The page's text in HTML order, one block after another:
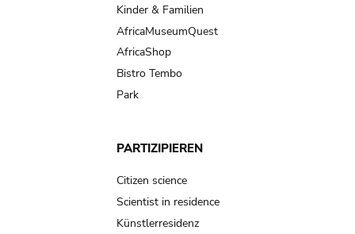
Kinder & Familien
AfricaMuseumQuest
AfricaShop
Bistro Tembo
Park
PARTIZIPIEREN
Citizen science
Scientist in residence
Künstlerresidenz